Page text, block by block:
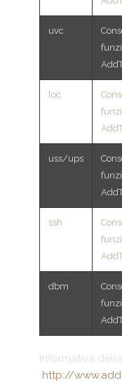
uvc
loc
uss/ups
ssh
dbm
Informativa
http://